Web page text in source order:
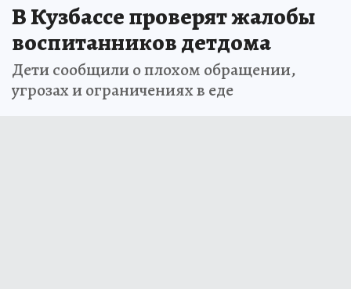
В Кузбассе проверят жалобы
воспитанников детдома
Дети сообщили о плохом обращении,
угрозах и ограничениях в еде